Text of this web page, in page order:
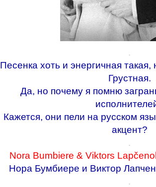
.
Песенка хоть и энергичная такая,
Грустная.
Да, но почему я помню
Кажется, они пели на русском
акцент?
.
Nora Bumbiere & Viktors
Нора Бумбиере и Виктор
.